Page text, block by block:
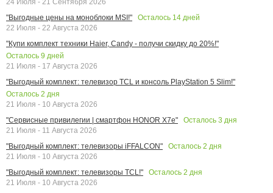
"Выгодные цены на моноблоки MSI!"
Осталось 14 дней
22 Июля - 22 Августа 2026
"Купи комплект техники Haier, Candy - получи скидку до 20%!"
Осталось 9 дней
21 Июля - 17 Августа 2026
"Выгодный комплект: телевизор TCL и консоль PlayStation 5 Slim!"
Осталось 2 дня
21 Июля - 10 Августа 2026
"Сервисные привилегии | смартфон HONOR X7e"
Осталось 3 дня
21 Июля - 11 Августа 2026
"Выгодный комплект: телевизоры iFFALCON"
Осталось 2 дня
21 Июля - 10 Августа 2026
"Выгодный комплект: телевизоры TCL!"
Осталось 2 дня
21 Июля - 10 Августа 2026